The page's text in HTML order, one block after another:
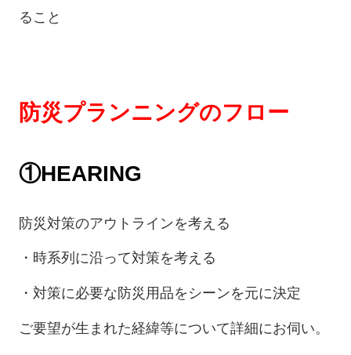
ること
防災プランニングのフロー
①HEARING
防災対策のアウトラインを考える
・時系列に沿って対策を考える
・対策に必要な防災用品をシーンを元に決定
ご要望が生まれた経緯等について詳細にお伺い。